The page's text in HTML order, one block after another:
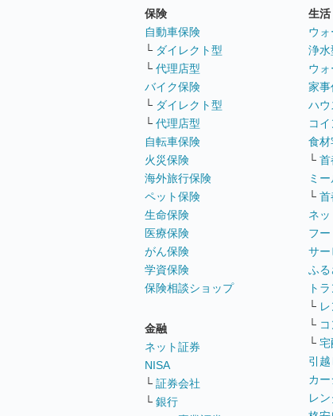
保険
自動車保険
└ ダイレクト型
└ 代理店型
バイク保険
└ ダイレクト型
└ 代理店型
自転車保険
火災保険
海外旅行保険
ペット保険
生命保険
医療保険
がん保険
学資保険
保険相談ショップ
金融
ネット証券
NISA
└ 証券会社
└ 銀行
生活
ウ
浄水
ウ
家事
ハウ
コ
食材
└ 首
ミ
└ 首
ネ
フ
サー
ふる
ト
└
└
└ 宅
引
カ
レ